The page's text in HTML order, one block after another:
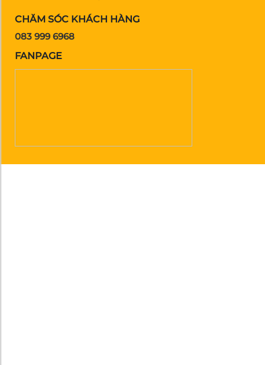
CHĂM SÓC KHÁCH HÀNG
083 999 6968
FANPAGE